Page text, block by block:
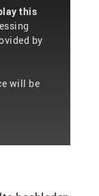
this
by
will be